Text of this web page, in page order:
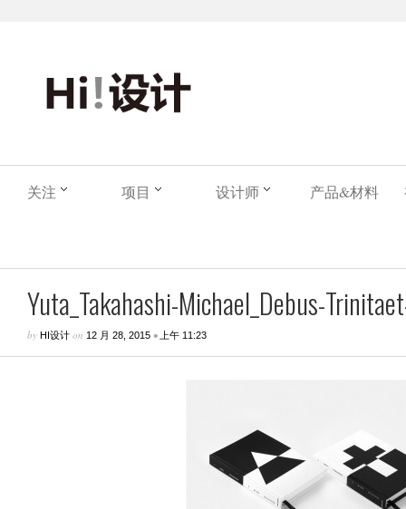
关注 项目 设计师 产品&材料
Yuta_Takahashi-Michael_Debus-
by HI设计 on 12 月 28, 2015 • 上午 11:23